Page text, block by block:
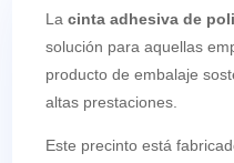
Lacinta adhesiva de
solución para aquellas
producto de embalaje
altas prestaciones.
Este precinto está